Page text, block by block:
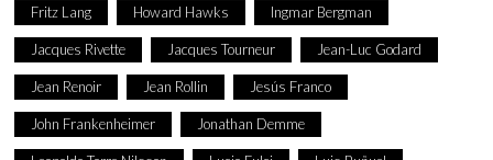
Fritz Lang Howard Hawks Ingmar Bergman
Jacques Rivette Jacques Tourneur Jean-Luc Godard
Jean Renoir Jean Rollin Jesús Franco
John Frankenheimer Jonathan Demme